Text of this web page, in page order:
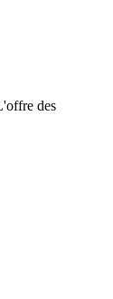
des